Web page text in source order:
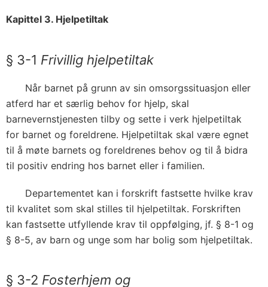
Kapittel 3. Hjelpetiltak
§ 3-1 Frivillig hjelpetiltak
Når barnet på grunn av sin omsorgssituasjon eller
atferd har et særlig behov for hjelp, skal
barnevernstjenesten tilby og sette i verk hjelpetiltak
for barnet og foreldrene. Hjelpetiltak skal være egnet
til å møte barnets og foreldrenes behov og til å bidra
til positiv endring hos barnet eller i familien.
Departementet kan i forskrift fastsette hvilke krav
til kvalitet som skal stilles til hjelpetiltak. Forskriften
kan fastsette utfyllende krav til oppfølging, jf. § 8-1 og
§ 8-5, av barn og unge som har bolig som hjelpetiltak.
§ 3-2 Fosterhjem og